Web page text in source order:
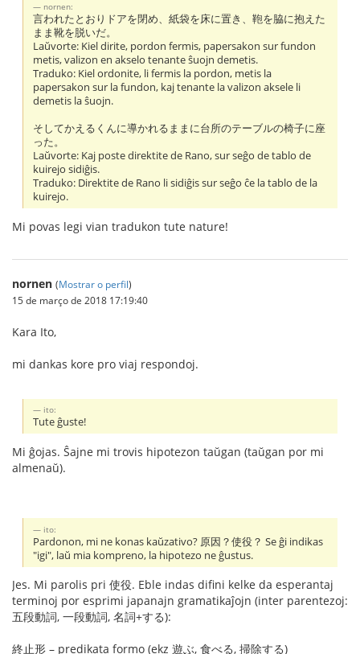
nornen:
言われたとおりドアを閉め、紙袋を床に置き、鞄を脇に抱えた
まま靴を脱いだ。
Laŭvorte: Kiel dirite, pordon fermis, papersakon sur fundon
metis, valizon en akselo tenante ŝuojn demetis.
Traduko: Kiel ordonite, li fermis la pordon, metis la
papersakon sur la fundon, kaj tenante la valizon aksele li
demetis la ŝuojn.
そしてかえるくんに導かれるままに台所のテーブルの椅子に座
った。
Laŭvorte: Kaj poste direktite de Rano, sur seĝo de tablo de
kuirejo sidiĝis.
Traduko: Direktite de Rano li sidiĝis sur seĝo ĉe la tablo de la
kuirejo.
Mi povas legi vian tradukon tute nature!
nornen (Mostrar o perfil)
15 de março de 2018 17:19:40
Kara Ito,
mi dankas kore pro viaj respondoj.
ito:
Tute ĝuste!
Mi ĝojas. Ŝajne mi trovis hipotezon taŭgan (taŭgan por mi
almenaŭ).
ito:
Pardonon, mi ne konas kaŭzativo? 原因？使役？ Se ĝi indikas
"igi", laŭ mia kompreno, la hipotezo ne ĝustus.
Jes. Mi parolis pri 使役. Eble indas difini kelke da esperantaj
terminoj por esprimi japanajn gramatikaĵojn (inter parentezoj:
五段動詞, 一段動詞, 名詞+する):
終止形 – predikata formo (ekz 遊ぶ, 食べる, 掃除する)